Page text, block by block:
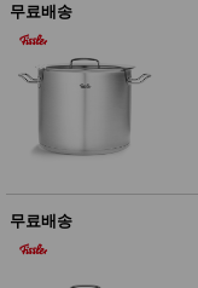
무료배송
무료배송